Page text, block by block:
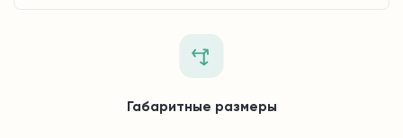
Габаритные размеры